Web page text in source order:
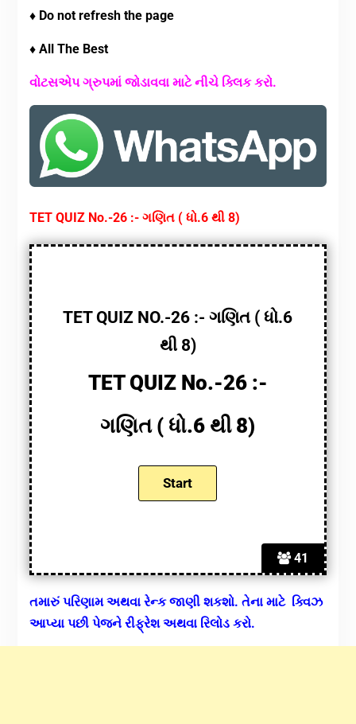
♦ Do not refresh the page
♦ All The Best
વોટસએપ ગ્રુપમાં જોડાવવા માટે નીચે ક્લિક કરો.
TET QUIZ No.-26 :- ગણિત ( ધો.6 થી 8)
41
TET QUIZ NO.-26 :- ગણિત ( ધો.6
થી 8)
TET QUIZ No.-26 :-
ગણિત ( ધો.6 થી 8)
તમારું પરિણામ અથવા રેન્ક જાણી શકશો. તેના માટે ક્વિઝ
આપ્યા પછી પેજને રીફ્રેશ અથવા રિલોડ કરો.